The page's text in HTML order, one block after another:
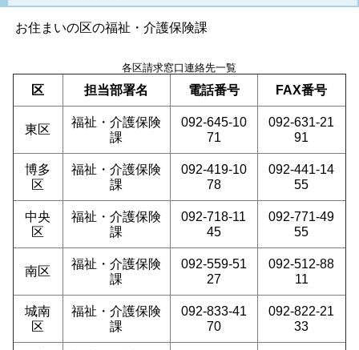
お住まいの区の福祉・介護保険課
各区請求窓口連絡先一覧
区 担当部署名 電話番号 FAX番号
東区
福祉・介護保険
課
092-645-10
71
092-631-21
91
博多
区
福祉・介護保険
課
092-419-10
78
092-441-14
55
中央
区
福祉・介護保険
課
092-718-11
45
092-771-49
55
南区
福祉・介護保険
課
092-559-51
27
092-512-88
11
城南
区
福祉・介護保険
課
092-833-41
70
092-822-21
33